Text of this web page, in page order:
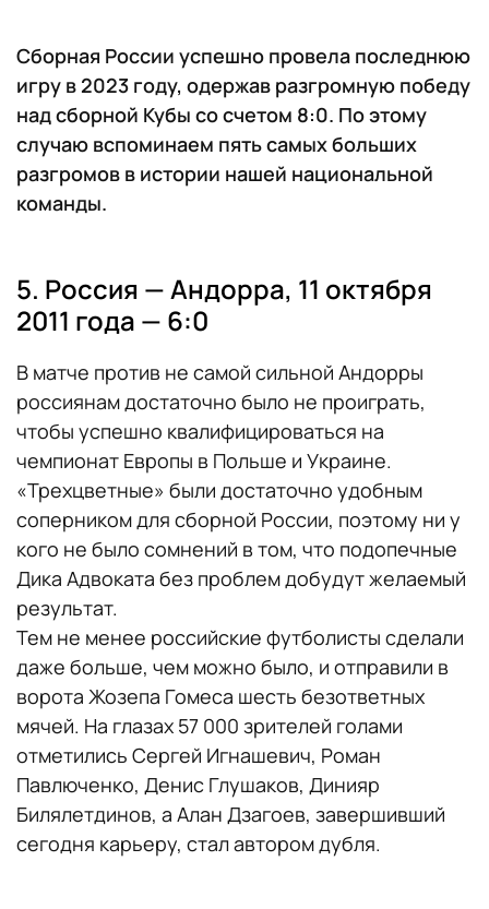
Сборная России успешно провела последнюю
игру в 2023 году, одержав разгромную победу
над сборной Кубы со счетом 8:0. По этому
случаю вспоминаем пять самых больших
разгромов в истории нашей национальной
команды.
5. Россия — Андорра, 11 октября
2011 года — 6:0
В матче против не самой сильной Андорры
россиянам достаточно было не проиграть,
чтобы успешно квалифицироваться на
чемпионат Европы в Польше и Украине.
«Трехцветные» были достаточно удобным
соперником для сборной России, поэтому ни у
кого не было сомнений в том, что подопечные
Дика Адвоката без проблем добудут желаемый
результат.
Тем не менее российские футболисты сделали
даже больше, чем можно было, и отправили в
ворота Жозепа Гомеса шесть безответных
мячей. На глазах 57 000 зрителей голами
отметились Сергей Игнашевич, Роман
Павлюченко, Денис Глушаков, Динияр
Билялетдинов, а Алан Дзагоев, завершивший
сегодня карьеру, стал автором дубля.